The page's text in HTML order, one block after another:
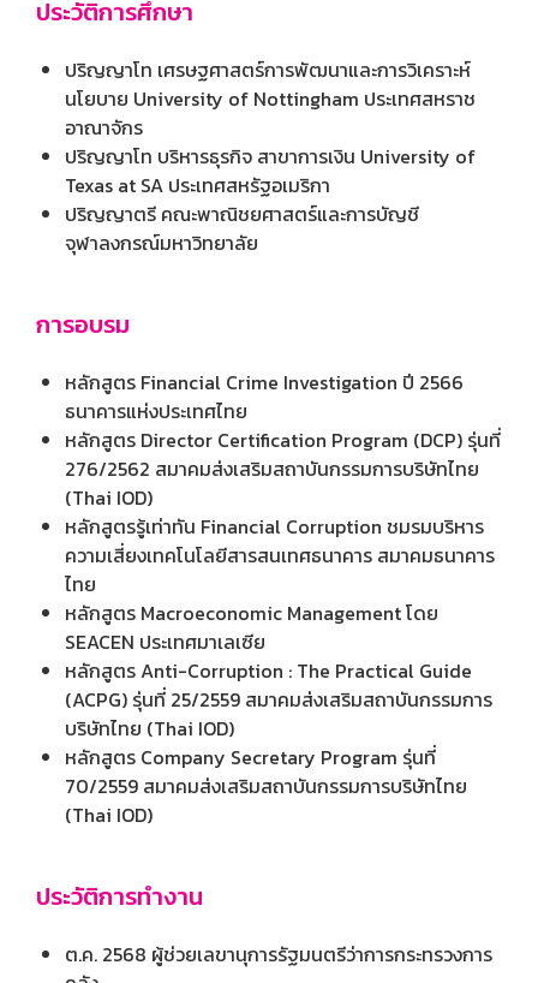
ประวัติการศึกษา
ปริญญาโท เศรษฐศาสตร์การพัฒนาและการวิเคราะห์
นโยบาย University of Nottingham ประเทศสหราช
อาณาจักร
ปริญญาโท บริหารธุรกิจ สาขาการเงิน University of
Texas at SA ประเทศสหรัฐอเมริกา
ปริญญาตรี คณะพาณิชยศาสตร์และการบัญชี
จุฬาลงกรณ์มหาวิทยาลัย
การอบรม
หลักสูตร Financial Crime Investigation ปี 2566
ธนาคารแห่งประเทศไทย
หลักสูตร Director Certification Program (DCP) รุ่นที่
276/2562 สมาคมส่งเสริมสถาบันกรรมการบริษัทไทย
(Thai IOD)
หลักสูตรรู้เท่าทัน Financial Corruption ชมรมบริหาร
ความเสี่ยงเทคโนโลยีสารสนเทศธนาคาร สมาคมธนาคาร
ไทย
หลักสูตร Macroeconomic Management โดย
SEACEN ประเทศมาเลเซีย
หลักสูตร Anti-Corruption : The Practical Guide
(ACPG) รุ่นที่ 25/2559 สมาคมส่งเสริมสถาบันกรรมการ
บริษัทไทย (Thai IOD)
หลักสูตร Company Secretary Program รุ่นที่
70/2559 สมาคมส่งเสริมสถาบันกรรมการบริษัทไทย
(Thai IOD)
ประวัติการทำงาน
ต.ค. 2568 ผู้ช่วยเลขานุการรัฐมนตรีว่าการกระทรวงการ